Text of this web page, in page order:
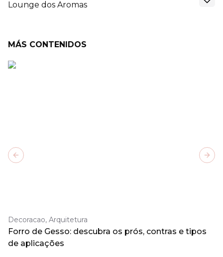
Lounge dos Aromas
MÁS CONTENIDOS
Decoracao, Arquitetura
Forro de Gesso: descubra os prós, contras e tipos
de aplicações
Previous slide